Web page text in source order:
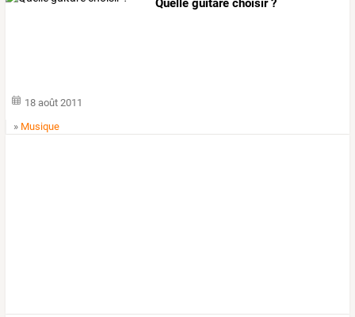
Quelle guitare choisir ?
18 août 2011
» Musique